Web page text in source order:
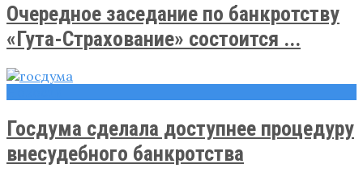
Очередное заседание по банкротству
«Гута-Страхование» состоится ...
Госдума сделала доступнее процедуру
внесудебного банкротства